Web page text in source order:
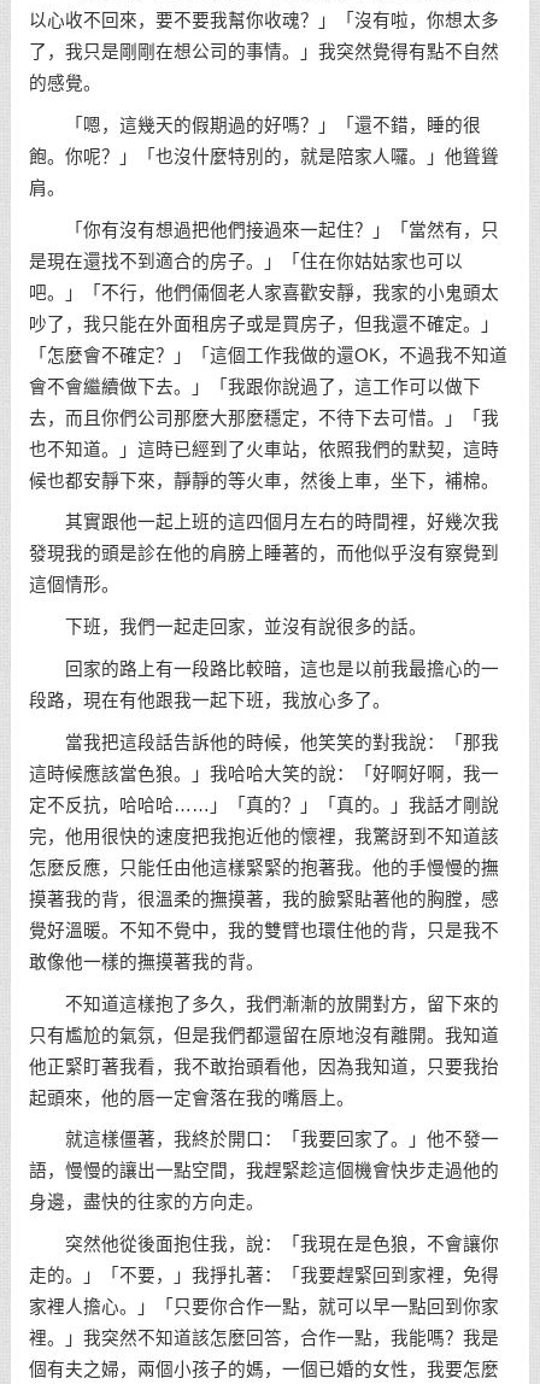
以心收不回來，要不要我幫你收魂？」「沒有啦，你想太多
了，我只是剛剛在想公司的事情。」我突然覺得有點不自然
的感覺。
「嗯，這幾天的假期過的好嗎？」「還不錯，睡的很
飽。你呢？」「也沒什麼特別的，就是陪家人囉。」他聳聳
肩。
「你有沒有想過把他們接過來一起住？」「當然有，只
是現在還找不到適合的房子。」「住在你姑姑家也可以
吧。」「不行，他們倆個老人家喜歡安靜，我家的小鬼頭太
吵了，我只能在外面租房子或是買房子，但我還不確定。」
「怎麼會不確定？」「這個工作我做的還OK，不過我不知道
會不會繼續做下去。」「我跟你說過了，這工作可以做下
去，而且你們公司那麼大那麼穩定，不待下去可惜。」「我
也不知道。」這時已經到了火車站，依照我們的默契，這時
候也都安靜下來，靜靜的等火車，然後上車，坐下，補棉。
其實跟他一起上班的這四個月左右的時間裡，好幾次我
發現我的頭是診在他的肩膀上睡著的，而他似乎沒有察覺到
這個情形。
下班，我們一起走回家，並沒有說很多的話。
回家的路上有一段路比較暗，這也是以前我最擔心的一
段路，現在有他跟我一起下班，我放心多了。
當我把這段話告訴他的時候，他笑笑的對我說：「那我
這時候應該當色狼。」我哈哈大笑的說：「好啊好啊，我一
定不反抗，哈哈哈……」「真的？」「真的。」我話才剛說
完，他用很快的速度把我抱近他的懷裡，我驚訝到不知道該
怎麼反應，只能任由他這樣緊緊的抱著我。他的手慢慢的撫
摸著我的背，很溫柔的撫摸著，我的臉緊貼著他的胸膛，感
覺好溫暖。不知不覺中，我的雙臂也環住他的背，只是我不
敢像他一樣的撫摸著我的背。
不知道這樣抱了多久，我們漸漸的放開對方，留下來的
只有尷尬的氣氛，但是我們都還留在原地沒有離開。我知道
他正緊盯著我看，我不敢抬頭看他，因為我知道，只要我抬
起頭來，他的唇一定會落在我的嘴唇上。
就這樣僵著，我終於開口：「我要回家了。」他不發一
語，慢慢的讓出一點空間，我趕緊趁這個機會快步走過他的
身邊，盡快的往家的方向走。
突然他從後面抱住我，說：「我現在是色狼，不會讓你
走的。」「不要，」我掙扎著：「我要趕緊回到家裡，免得
家裡人擔心。」「只要你合作一點，就可以早一點回到你家
裡。」我突然不知道該怎麼回答，合作一點，我能嗎？我是
個有夫之婦，兩個小孩子的媽，一個已婚的女性，我要怎麼